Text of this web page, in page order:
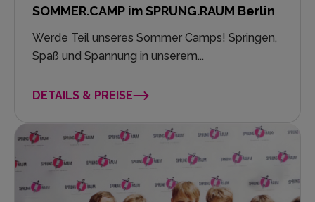
SOMMER.CAMP im SPRUNG.RAUM Berlin
Werde Teil unseres Sommer Camps! Springen,
Spaß und Spannung in unserem...
DETAILS & PREISE